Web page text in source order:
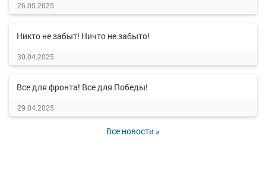
26.05.2025
Никто не забыт! Ничто не забыто!
30.04.2025
Все для фронта! Все для Победы!
29.04.2025
Все новости »